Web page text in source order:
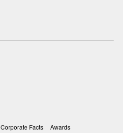
Corporate Facts Awards